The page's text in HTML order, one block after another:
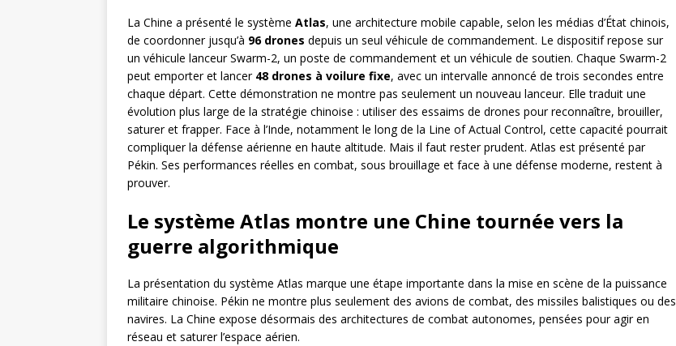
La Chine a présenté le système Atlas, une architecture mobile capable, selon les médias d’État chinois,
de coordonner jusqu’à 96 drones depuis un seul véhicule de commandement. Le dispositif repose sur
un véhicule lanceur Swarm-2, un poste de commandement et un véhicule de soutien. Chaque Swarm-2
peut emporter et lancer 48 drones à voilure fixe, avec un intervalle annoncé de trois secondes entre
chaque départ. Cette démonstration ne montre pas seulement un nouveau lanceur. Elle traduit une
évolution plus large de la stratégie chinoise : utiliser des essaims de drones pour reconnaître, brouiller,
saturer et frapper. Face à l’Inde, notamment le long de la Line of Actual Control, cette capacité pourrait
compliquer la défense aérienne en haute altitude. Mais il faut rester prudent. Atlas est présenté par
Pékin. Ses performances réelles en combat, sous brouillage et face à une défense moderne, restent à
prouver.
Le système Atlas montre une Chine tournée vers la
guerre algorithmique
La présentation du système Atlas marque une étape importante dans la mise en scène de la puissance
militaire chinoise. Pékin ne montre plus seulement des avions de combat, des missiles balistiques ou des
navires. La Chine expose désormais des architectures de combat autonomes, pensées pour agir en
réseau et saturer l’espace aérien.